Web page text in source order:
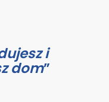
i
dom